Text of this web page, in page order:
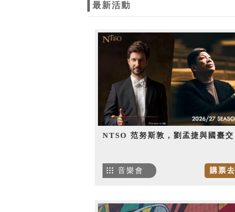
最新活動
NTSO 范努斯敦，劉孟捷與國臺交
購票去
音樂會